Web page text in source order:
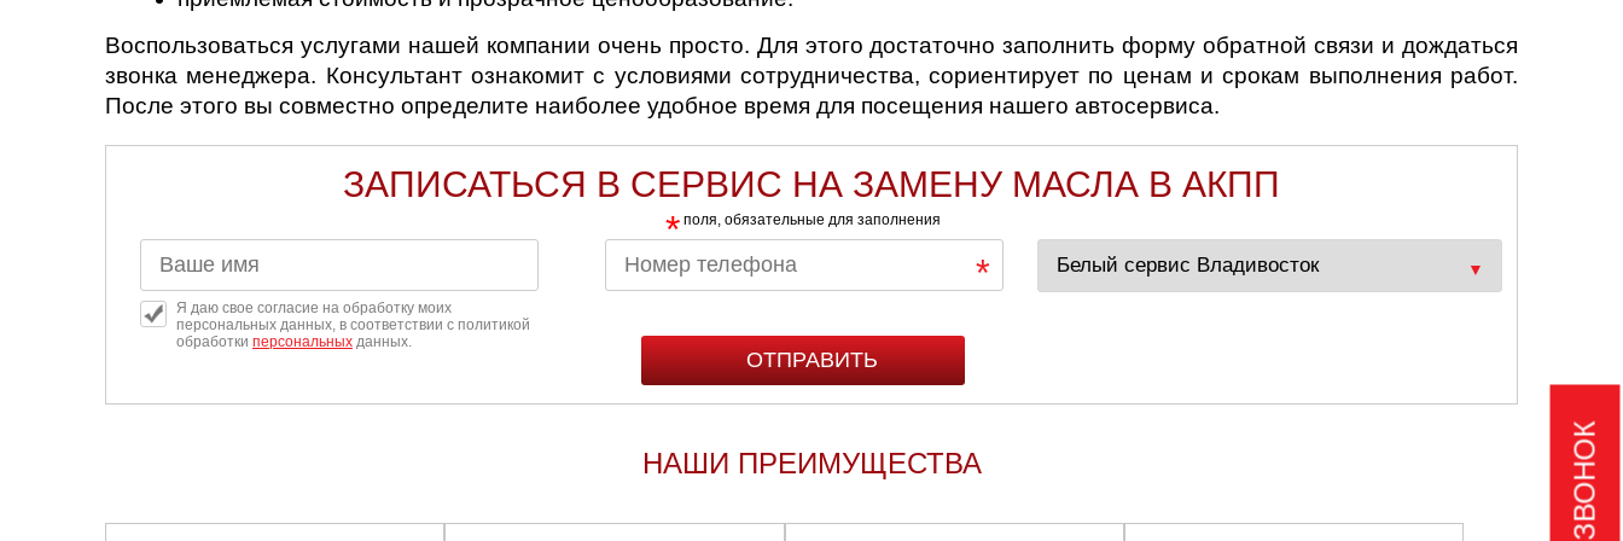
Воспользоваться услугами нашей компании очень просто. Для этого достаточно заполнить форму обратной связи и дождаться
звонка менеджера. Консультант ознакомит с условиями сотрудничества, сориентирует по ценам и срокам выполнения работ.
После этого вы совместно определите наиболее удобное время для посещения нашего автосервиса.
ЗАПИСАТЬСЯ В СЕРВИС НА ЗАМЕНУ МАСЛА В АКПП
* поля, обязательные для заполнения
Я даю свое согласие на обработку моих
персональных данных, в соответствии с политикой
обработки персональных данных.
НАШИ ПРЕИМУЩЕСТВА